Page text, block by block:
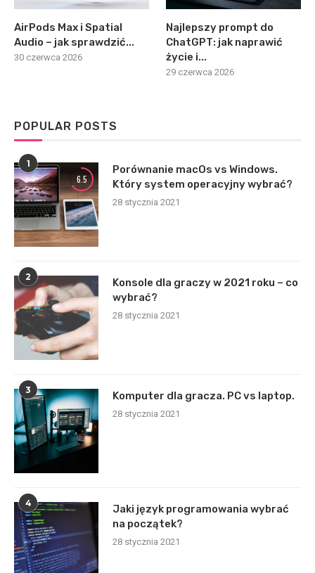
AirPods Max i Spatial
Audio – jak sprawdzić...
30 czerwca 2026
Najlepszy prompt do
ChatGPT: jak naprawić
życie i...
29 czerwca 2026
POPULAR POSTS
1
6.5
Porównanie macOs vs Windows.
Który system operacyjny wybrać?
28 stycznia 2021
2
Konsole dla graczy w 2021 roku – co
wybrać?
28 stycznia 2021
3
Komputer dla gracza. PC vs laptop.
28 stycznia 2021
4
Jaki język programowania wybrać
na początek?
28 stycznia 2021